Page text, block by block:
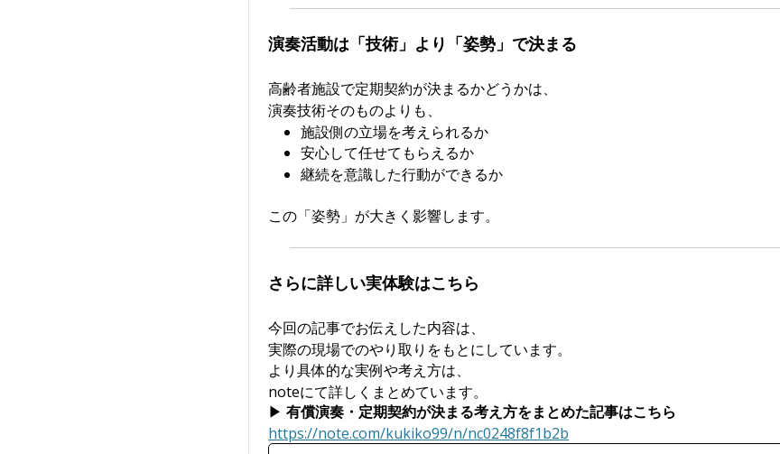
演奏活動は「技術」より「姿勢」で決まる
高齢者施設で定期契約が決まるかどうかは、
演奏技術そのものよりも、
施設側の立場を考えられるか
安心して任せてもらえるか
継続を意識した行動ができるか
この「姿勢」が大きく影響します。
さらに詳しい実体験はこちら
今回の記事でお伝えした内容は、
実際の現場でのやり取りをもとにしています。
より具体的な実例や考え方は、
noteにて詳しくまとめています。
▶︎有償演奏・定期契約が決まる考え方をまとめた記事はこちら
https://note.com/kukiko99/n/nc0248f8f1b2b